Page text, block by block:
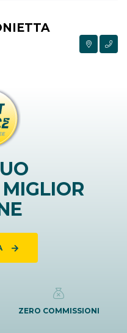
ZERO COMMISSIONI